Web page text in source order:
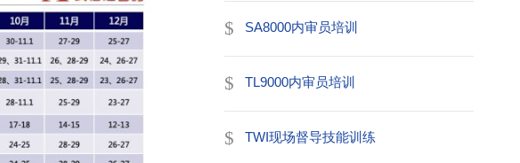
SA8000内审员培训
TL9000内审员培训
TWI现场督导技能训练